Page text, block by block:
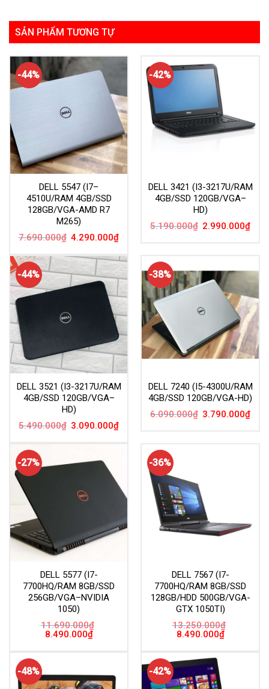
SẢN PHẨM TƯƠNG TỰ
-44%
DELL 5547 (I7–
4510U/RAM 4GB/SSD
128GB/VGA-AMD R7
M265)
7.690.000₫ Giá
7.690.000₫.
4.290.000₫Giá
là:
4.290.000₫.
-42%
DELL 3421 (I3-3217U/RAM
4GB/SSD 120GB/VGA–
HD)
5.190.000₫ Giá
2.990.000₫Giá
-44%
DELL 3521 (I3-3217U/RAM
4GB/SSD 120GB/VGA–
HD)
5.490.000₫ Giá
3.090.000₫Giá
3.090.000₫.
-38%
DELL 7240 (I5-4300U/RAM
4GB/SSD 120GB/VGA-HD)
6.090.000₫ Giá
3.790.000₫Giá
-27%
DELL 5577 (I7-
7700HQ/RAM 8GB/SSD
256GB/VGA–NVIDIA
1050)
11.690.000₫
Giá
8.490.000₫Giá
hiện
-36%
DELL 7567 (I7-
7700HQ/RAM 8GB/SSD
128GB/HDD 500GB/VGA-
GTX 1050TI)
13.250.000₫
Giá
13.250.000₫.
8.490.000₫Giá
hiện
-48% -42%